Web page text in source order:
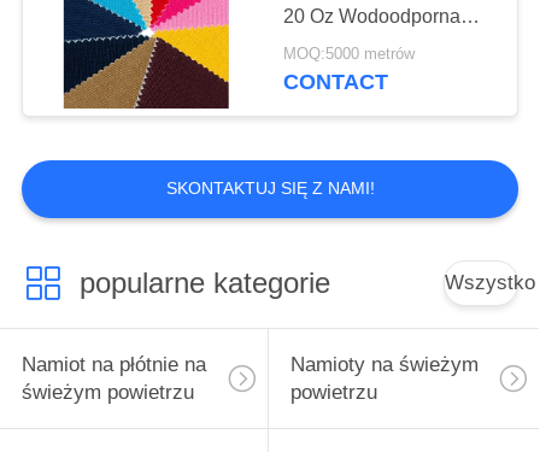
20 Oz Wodoodporna
tkanina poliestrowa
MOQ:5000 metrów
CONTACT
SKONTAKTUJ SIĘ Z NAMI!
popularne kategorie Wszystko
Namiot na płótnie na
świeżym powietrzu
Namioty na świeżym
powietrzu